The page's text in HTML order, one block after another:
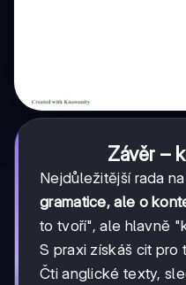
Závěr –
Nejdůležitější rada
gramatice, ale o
to tvoří", ale hlavně
S praxi získáš cit pro
Čti anglické texty,